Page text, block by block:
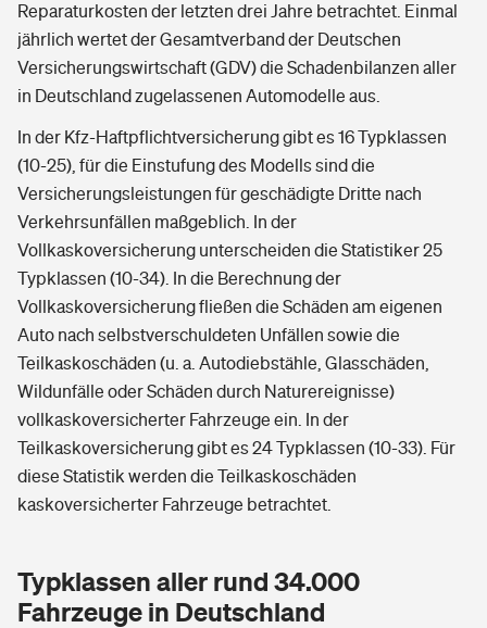
Reparaturkosten der letzten drei Jahre betrachtet. Einmal
jährlich wertet der Gesamtverband der Deutschen
Versicherungswirtschaft (GDV) die Schadenbilanzen aller
in Deutschland zugelassenen Automodelle aus.
In der Kfz-Haftpflichtversicherung gibt es 16 Typklassen
(10-25), für die Einstufung des Modells sind die
Versicherungsleistungen für geschädigte Dritte nach
Verkehrsunfällen maßgeblich. In der
Vollkaskoversicherung unterscheiden die Statistiker 25
Typklassen (10-34). In die Berechnung der
Vollkaskoversicherung fließen die Schäden am eigenen
Auto nach selbstverschuldeten Unfällen sowie die
Teilkaskoschäden (u. a. Autodiebstähle, Glasschäden,
Wildunfälle oder Schäden durch Naturereignisse)
vollkaskoversicherter Fahrzeuge ein. In der
Teilkaskoversicherung gibt es 24 Typklassen (10-33). Für
diese Statistik werden die Teilkaskoschäden
kaskoversicherter Fahrzeuge betrachtet.
Typklassen aller rund 34.000
Fahrzeuge in Deutschland